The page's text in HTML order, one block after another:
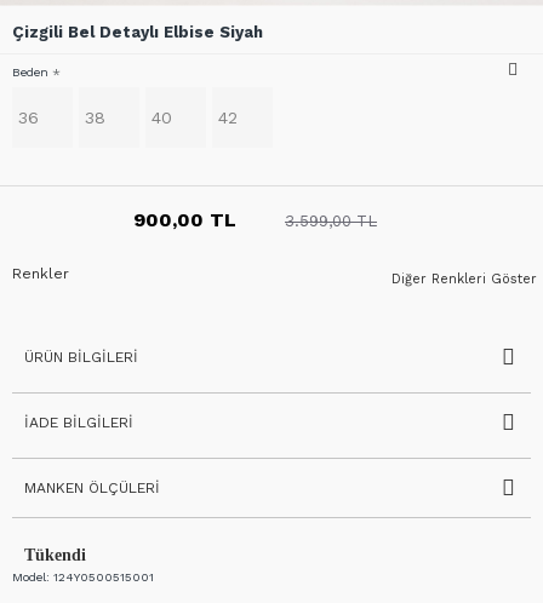
Çizgili Bel Detaylı Elbise Siyah
Tükendi
Model: 124Y0500515001
900,00 TL 3.599,00 TL
Beden
36 38 40 42
Diğer Renkleri Göster
Renkler
ÜRÜN BILGILERI
İADE BILGILERI
MANKEN ÖLÇÜLERI